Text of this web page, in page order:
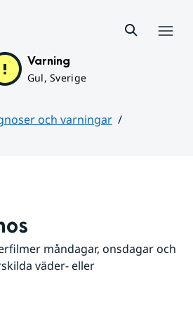
Varning
Gul, Sverige
och varningar
måndagar, onsdagar och
väder- eller